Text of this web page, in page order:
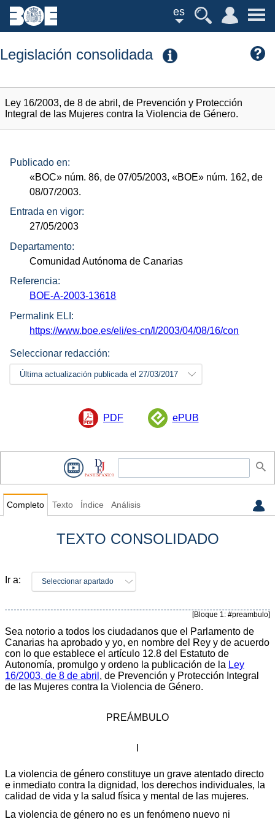
es
Legislación consolidada
Ley 16/2003, de 8 de abril, de Prevención y Protección
Integral de las Mujeres contra la Violencia de Género.
Publicado en:
«BOC» núm. 86, de 07/05/2003,«BOE» núm. 162, de
08/07/2003.
Entrada en vigor:
27/05/2003
Departamento:
Comunidad Autónoma de Canarias
Referencia:
BOE-A-2003-13618
Permalink ELI:
https://www.boe.es/eli/es-cn/l/2003/04/08/16/con
Seleccionar redacción:
Última actualización publicada el 27/03/2017
PDF ePUB
Completo Texto Índice Análisis
TEXTO CONSOLIDADO
Ir a: Seleccionar apartado
[Bloque 1: #preambulo]
Sea notorio a todos los ciudadanos que el Parlamento de
Canarias ha aprobado y yo, en nombre del Rey y de acuerdo
con lo que establece el artículo 12.8 del Estatuto de
Autonomía, promulgo y ordeno la publicación de la Ley
16/2003, de 8 de abril , de Prevención y Protección Integral
de las Mujeres contra la Violencia de Género.
PREÁMBULO
La violencia de género constituye un grave atentado directo
e inmediato contra la dignidad, los derechos individuales, la
calidad de vida y la salud física y mental de las mujeres.
La violencia de género no es un fenómeno nuevo ni